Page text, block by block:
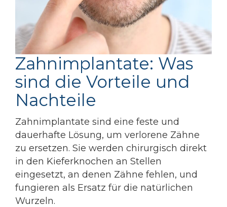
Zahnimplantate: Was
sind die Vorteile und
Nachteile
Zahnimplantate sind eine feste und
dauerhafte Lösung, um verlorene Zähne
zu ersetzen. Sie werden chirurgisch direkt
in den Kieferknochen an Stellen
eingesetzt, an denen Zähne fehlen, und
fungieren als Ersatz für die natürlichen
Wurzeln.